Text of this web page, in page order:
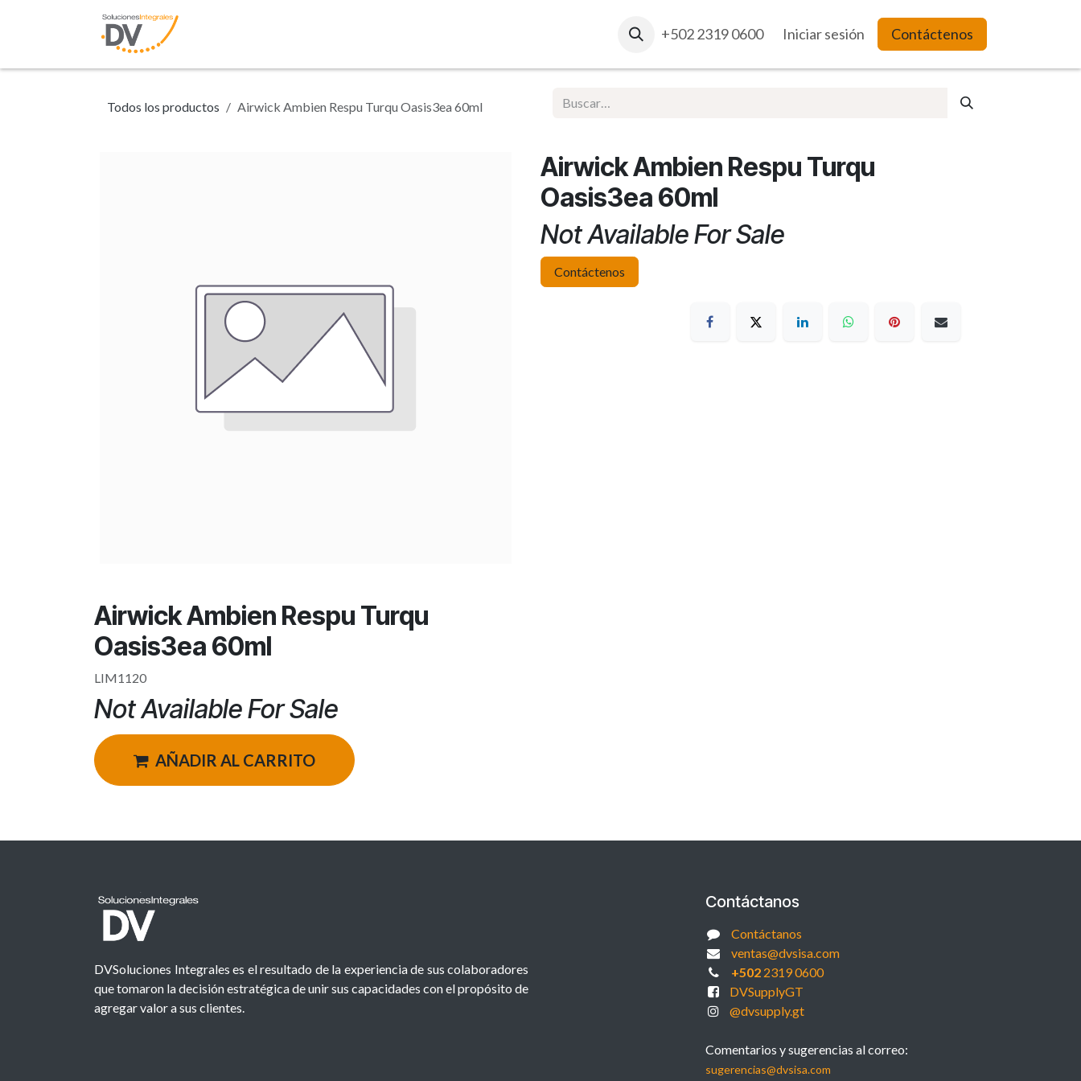
Ventas Corporativas Reportes Web
+502 2319 0600 Iniciar sesión Contáctenos
Todos los productos Airwick Ambien Respu Turqu Oasis3ea 60ml
Airwick Ambien Respu Turqu
Oasis3ea 60ml
Not Available For Sale
Contáctenos
Airwick Ambien Respu Turqu
Oasis3ea 60ml
LIM1120
Not Available For Sale
AÑADIR AL CARRITO
DVSoluciones Integrales es el resultado de la experiencia de sus colaboradores
que tomaron la decisión estratégica de unir sus capacidades con el propósito de
agregar valor a sus clientes.
Contáctanos
Contáctanos
ventas@dvsisa.com
+5022319 0600
DVSupplyGT
@dvsupply.gt
Comentarios y sugerencias al correo:
sugerencias@dvsisa.com